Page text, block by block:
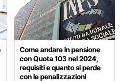
Come andare in pensione
con Quota 103 nel 2024,
requisiti e quanto si perde
con le penalizzazioni